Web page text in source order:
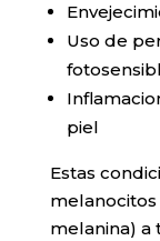
Uso de
piel
Estas
melanina) a